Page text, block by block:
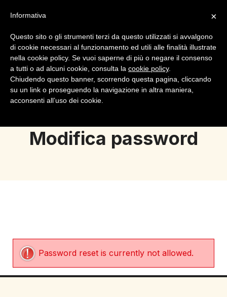
Login Registrazione
Modifica password
Password reset is currently not allowed.
×
Informativa
Questo sito o gli strumenti terzi da questo utilizzati si avvalgono
di cookie necessari al funzionamento ed utili alle finalità illustrate
nella cookie policy. Se vuoi saperne di più o negare il consenso
a tutti o ad alcuni cookie, consulta la cookie policy.
Chiudendo questo banner, scorrendo questa pagina, cliccando
su un link o proseguendo la navigazione in altra maniera,
acconsenti all’uso dei cookie.